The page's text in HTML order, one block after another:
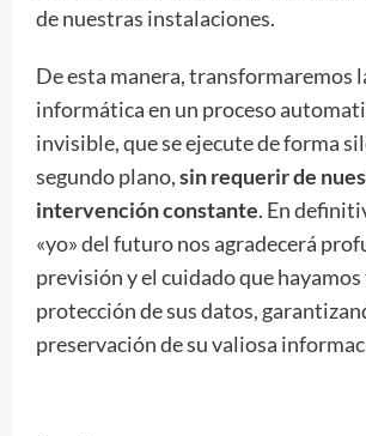
de nuestras instalaciones.
De esta manera, transformaremos
informática en un proceso
invisible, que se ejecute de forma
segundo plano,sin requerir de
intervención constante. En
«yo» del futuro nos agradecerá
previsión y el cuidado que
protección de sus datos,
preservación de su valiosa